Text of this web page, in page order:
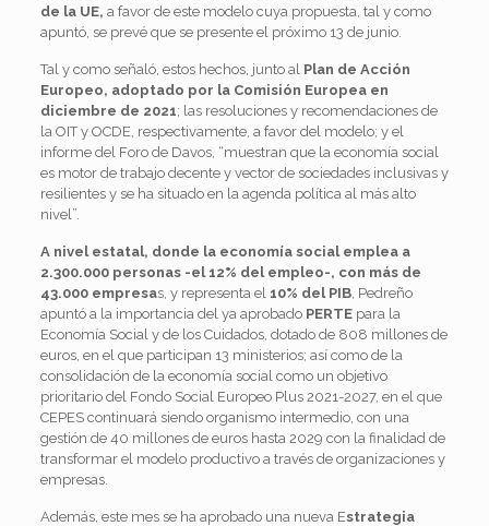
de la UE, a favor de este modelo cuya propuesta, tal y como
apuntó, se prevé que se presente el próximo 13 de junio.
Tal y como señaló, estos hechos, junto al Plan de Acción
Europeo, adoptado por la Comisión Europea en
diciembre de 2021; las resoluciones y recomendaciones de
la OIT y OCDE, respectivamente, a favor del modelo; y el
informe del Foro de Davos, “muestran que la economía social
es motor de trabajo decente y vector de sociedades inclusivas y
resilientes y se ha situado en la agenda política al más alto
nivel”.
A nivel estatal, donde la economía social emplea a
2.300.000 personas -el 12% del empleo-, con más de
43.000 empresas, y representa el 10% del PIB, Pedreño
apuntó a la importancia del ya aprobado PERTEpara la
Economía Social y de los Cuidados, dotado de 808 millones de
euros, en el que participan 13 ministerios; así como de la
consolidación de la economía social como un objetivo
prioritario del Fondo Social Europeo Plus 2021-2027, en el que
CEPES continuará siendo organismo intermedio, con una
gestión de 40 millones de euros hasta 2029 con la finalidad de
transformar el modelo productivo a través de organizaciones y
empresas.
Además, este mes se ha aprobado una nueva Estrategia